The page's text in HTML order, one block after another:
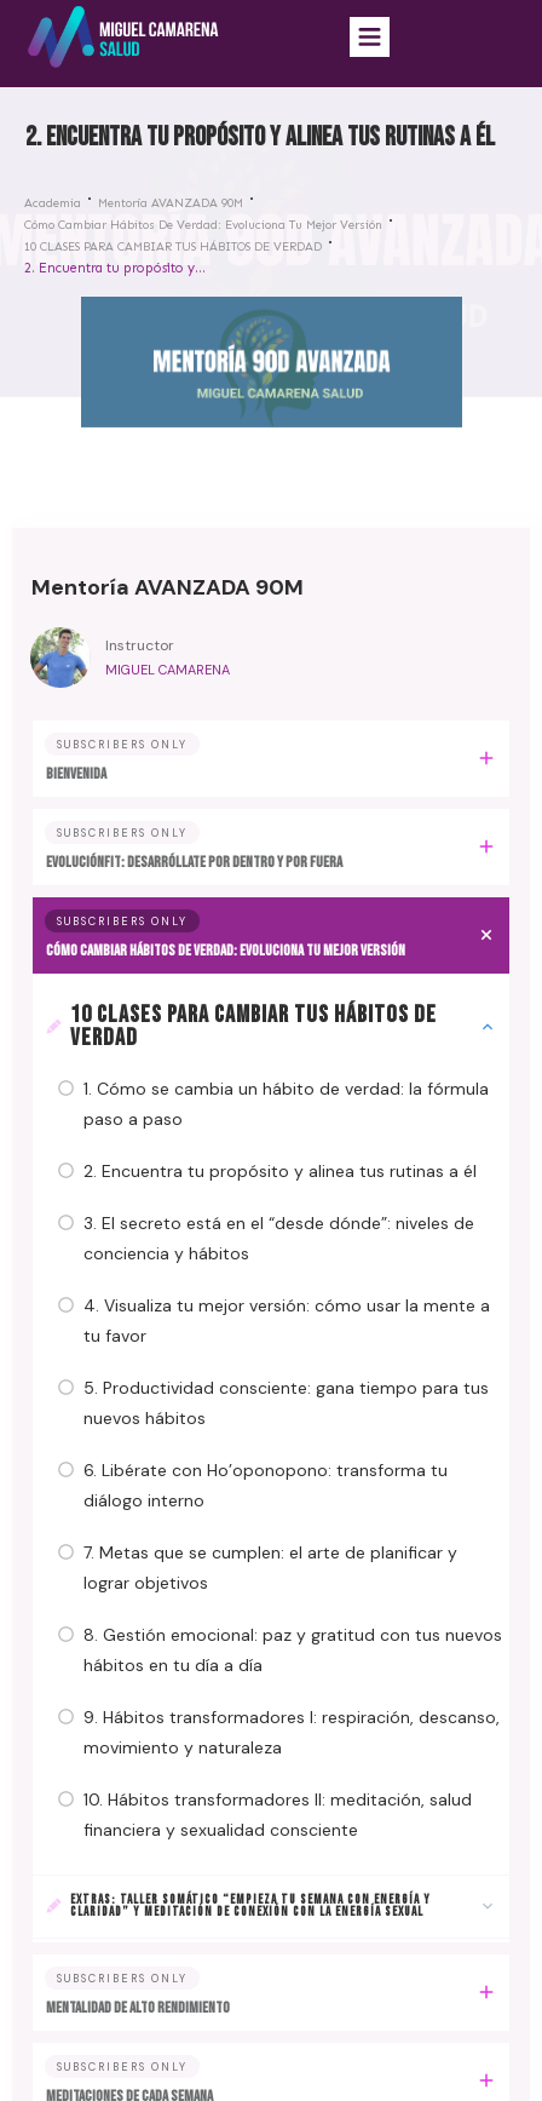
2. Encuentra tu propósito y alinea tus rutinas a él
Academia
Mentoría AVANZADA 90M
Cómo Cambiar Hábitos De Verdad: Evoluciona Tu Mejor Versión
10 CLASES PARA CAMBIAR TUS HÁBITOS DE VERDAD
2. Encuentra tu propósito y alinea tus rutinas a él
Mentoría AVANZADA 90M
Instructor
MIGUEL CAMARENA
SUBSCRIBERS ONLY
BIENVENIDA
SUBSCRIBERS ONLY
EvoluciónFit: desarróllate por dentro y por fuera
SUBSCRIBERS ONLY
Cómo cambiar hábitos de verdad: evoluciona tu mejor versión
10 CLASES PARA CAMBIAR TUS HÁBITOS DE
VERDAD
1. Cómo se cambia un hábito de verdad: la fórmula
paso a paso
2. Encuentra tu propósito y alinea tus rutinas a él
3. El secreto está en el “desde dónde”: niveles de
conciencia y hábitos
4. Visualiza tu mejor versión: cómo usar la mente a
tu favor
5. Productividad consciente: gana tiempo para tus
nuevos hábitos
6. Libérate con Ho’oponopono: transforma tu
diálogo interno
7. Metas que se cumplen: el arte de planificar y
lograr objetivos
8. Gestión emocional: paz y gratitud con tus nuevos
hábitos en tu día a día
9. Hábitos transformadores I: respiración, descanso,
movimiento y naturaleza
10. Hábitos transformadores II: meditación, salud
financiera y sexualidad consciente
EXTRAS: TALLER SOMÁTICO “EMPIEZA TU SEMANA CON ENERGÍA Y
CLARIDAD” Y MEDITACIÓN DE CONEXIÓN CON LA ENERGÍA SEXUAL
SUBSCRIBERS ONLY
MENTALIDAD DE ALTO RENDIMIENTO
SUBSCRIBERS ONLY
MEDITACIONES DE CADA SEMANA